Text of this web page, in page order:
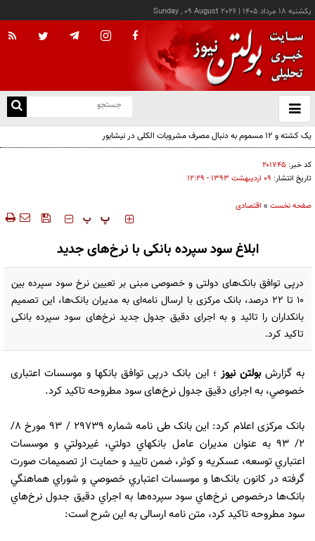
يکشنبه ۱۸ مرداد ۱۴۰۵ |
Sunday , 09 August 2026
باز
و
کد خبر: ۲۰۱۷۴۵
تاریخ انتشار: ۰۹ ارديبهشت ۱۳۹۳ - ۱۲:۲۹
صفحه نخست » اقتصادی
‍‍‍ پ پ
ابلاغ سود سپرده بانکی با نرخ‌های جدید
درپی توافق بانک‌های دولتی و خصوصی مبنی بر تعیین نرخ سود سپرده بین
10 تا 22 درصد، بانک مرکزی با ارسال نامه‌ای به مدیران بانک‌ها، این تصمیم
بانکداران را تائید و به اجرای دقیق جدول جدید نرخ‌های سود سپرده بانکی
تاکید کرد.
به گزارشبولتن نیوز ؛ این بانک درپی توافق بانکها و موسسات اعتباری
خصوصي، به اجرای دقيق جدول نرخ‌های سود مطروحه تاکید کرد.
بانک مرکزی اعلام کرد: این بانک طی نامه شماره 29739 / 93 مورخ 8/
2/ 93 به عنوان مدیران عامل بانکهاي دولتي، غيردولتي و موسسات
اعتباري توسعه، عسکريه و کوثر، ضمن تاييد و حمايت از تصمیمات صورت
گرفته در کانون بانک‌ها و موسسات اعتباري خصوصي و شوراي هماهنگي
بانک‌ها درخصوص نرخ‌هاي سود سپرده‌ها به اجراي دقيق جدول نرخ‌هاي
سود مطروحه تاکید کرد، متن نامه ارسالی به این شرح است: